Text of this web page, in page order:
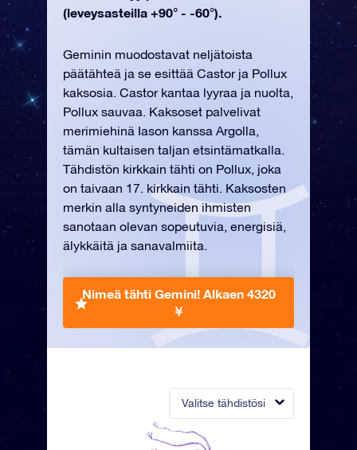
Valitse tähdistösi
(leveysasteilla +90° - -60°).
Geminin muodostavat neljätoista
päätähteä ja se esittää Castor ja Pollux
kaksosia. Castor kantaa lyyraa ja nuolta,
Pollux sauvaa. Kaksoset palvelivat
merimiehinä Iason kanssa Argolla,
tämän kultaisen taljan etsintämatkalla.
Tähdistön kirkkain tähti on Pollux, joka
on taivaan 17. kirkkain tähti. Kaksosten
merkin alla syntyneiden ihmisten
sanotaan olevan sopeutuvia, energisiä,
älykkäitä ja sanavalmiita.
Nimeä tähti Gemini! Alkaen 4320
￥